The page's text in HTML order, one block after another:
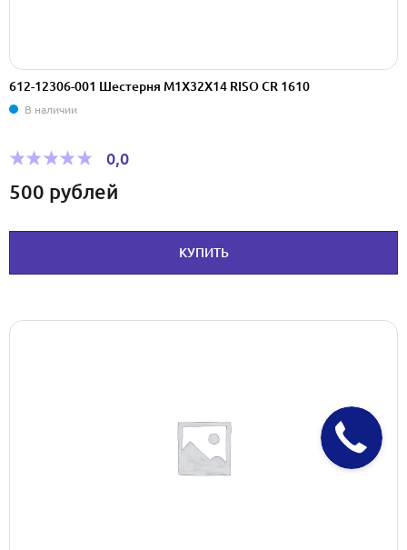
612-12306-001 Шестерня M1X32X14 RISO CR 1610
В наличии
0,0
500 рублей
КУПИТЬ